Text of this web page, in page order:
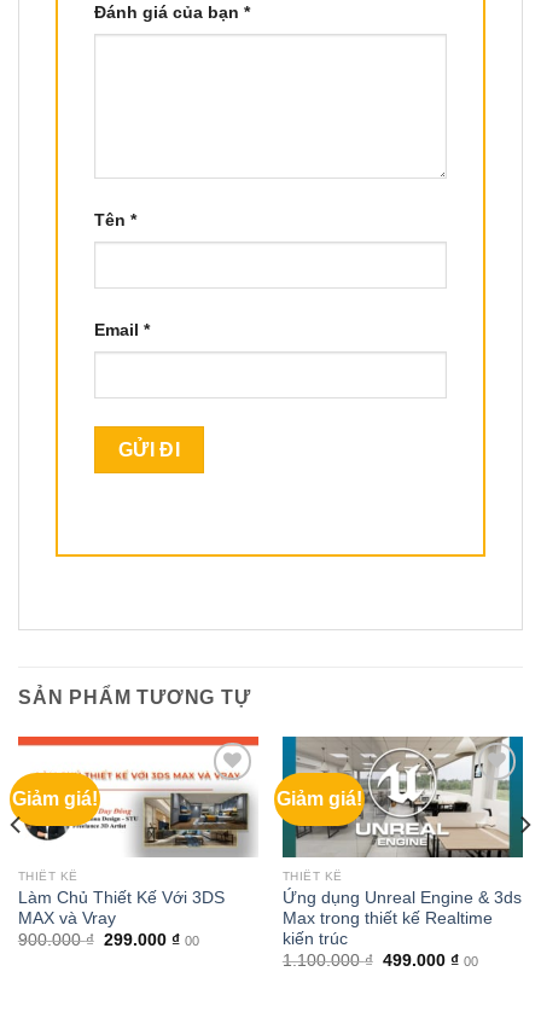
Đánh giá của bạn *
Tên *
Email *
SẢN PHẨM TƯƠNG TỰ
Giảm giá!
THIẾT KẾ
Làm Chủ Thiết Kế Với 3DS
MAX và Vray
900.000₫ Giá
299.000 ₫Giá
00
Giảm giá!
THIẾT KẾ
Ứng dụng Unreal Engine & 3ds
Max trong thiết kế Realtime
kiến trúc
1.100.000₫ Giá
499.000 ₫Giá
00